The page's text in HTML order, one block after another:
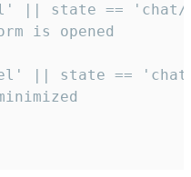
|| state ==
is opened
|| state ==